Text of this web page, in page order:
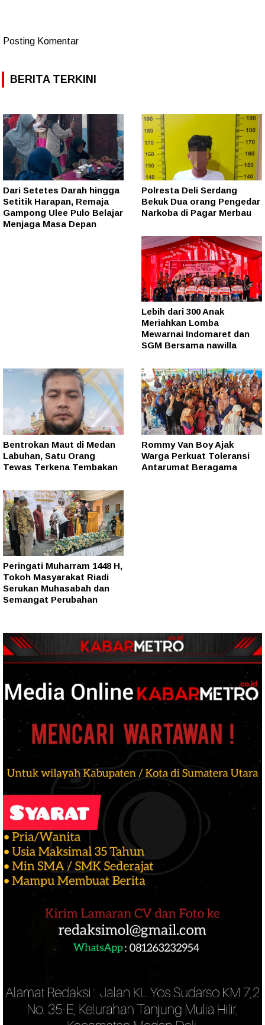
Posting Komentar
BERITA TERKINI
Dari Setetes Darah hingga
Setitik Harapan, Remaja
Gampong Ulee Pulo Belajar
Menjaga Masa Depan
Polresta Deli Serdang
Bekuk Dua orang Pengedar
Narkoba di Pagar Merbau
Lebih dari 300 Anak
Meriahkan Lomba
Mewarnai Indomaret dan
SGM Bersama nawilla
Bentrokan Maut di Medan
Labuhan, Satu Orang
Tewas Terkena Tembakan
Rommy Van Boy Ajak
Warga Perkuat Toleransi
Antarumat Beragama
Peringati Muharram 1448 H,
Tokoh Masyarakat Riadi
Serukan Muhasabah dan
Semangat Perubahan